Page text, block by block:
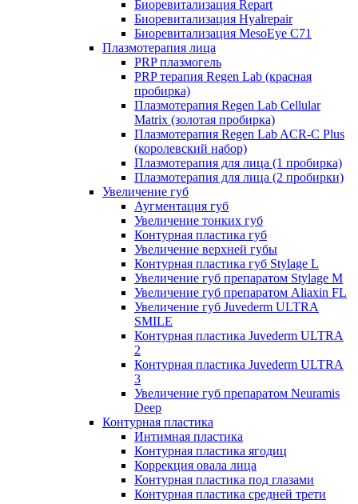
Биоревитализация Repart
Биоревитализация Hyalrepair
Биоревитализация MesoEye C71
Плазмотерапия лица
PRP плазмогель
PRP терапия Regen Lab (красная
пробирка)
Плазмотерапия Regen Lab Cellular
Matrix (золотая пробирка)
Плазмотерапия Regen Lab ACR-C Plus
(королевский набор)
Плазмотерапия для лица (1 пробирка)
Плазмотерапия для лица (2 пробирки)
Увеличение губ
Аугментация губ
Увеличение тонких губ
Контурная пластика губ
Увеличение верхней губы
Контурная пластика губ Stylage L
Увеличение губ препаратом Stylage M
Увеличение губ препаратом Aliaxin FL
Увеличение губ Juvederm ULTRA
SMILE
Контурная пластика Juvederm ULTRA
2
Контурная пластика Juvederm ULTRA
3
Увеличение губ препаратом Neuramis
Deep
Контурная пластика
Интимная пластика
Контурная пластика ягодиц
Коррекция овала лица
Контурная пластика под глазами
Контурная пластика средней трети